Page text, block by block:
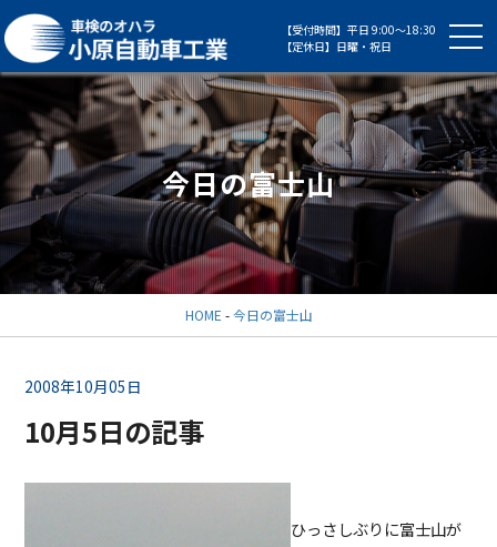
【受付時間】平日 9:00～18:30
【定休日】日曜・祝日
今日の富士山
HOME -今日の富士山
2008年10月05日
10月5日の記事
ひっさしぶりに富士山が